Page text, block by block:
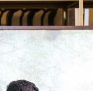
ب
ي